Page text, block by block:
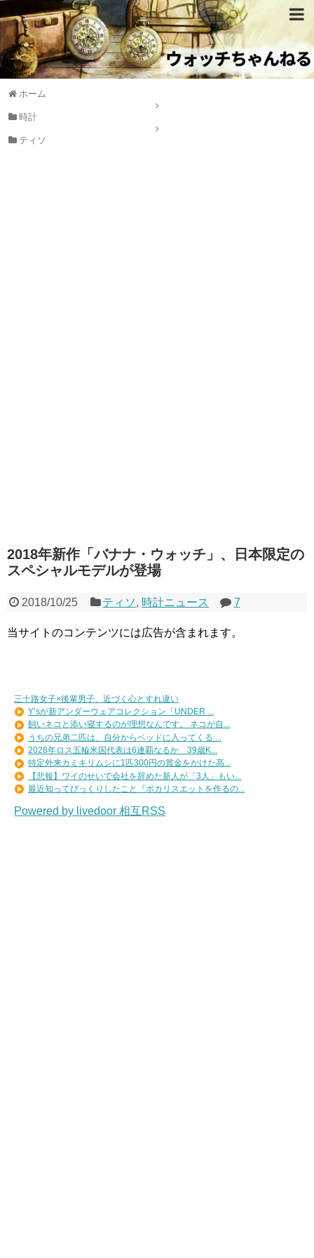
ホーム
時計
ティソ
2018年新作「バナナ・ウォッチ」、日本限定の
スペシャルモデルが登場
2018/10/25 ティソ, 時計ニュース 7
当サイトのコンテンツには広告が含まれます。
三十路女子×後輩男子、近づく心とすれ違い
Y’sが新アンダーウェアコレクション「UNDER ...
飼いネコと添い寝するのが理想なんです。 ネコが自...
うちの兄弟二匹は、自分からベッドに入ってくる ...
2028年ロス五輪米国代表は6連覇なるか 39歳K...
特定外来カミキリムシに1匹300円の賞金をかけた高...
【悲報】ワイのせいで会社を辞めた新人が「3人」もい...
最近知ってびっくりしたこと『ポカリスエットを作るの...
Powered by livedoor 相互RSS